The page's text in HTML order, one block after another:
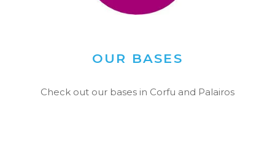
OUR BASES
Check out our bases in Corfu and Palairos